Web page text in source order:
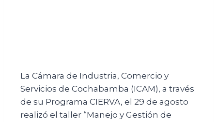
La Cámara de Industria, Comercio y
Servicios de Cochabamba (ICAM), a través
de su Programa CIERVA, el 29 de agosto
realizó el taller “Manejo y Gestión de